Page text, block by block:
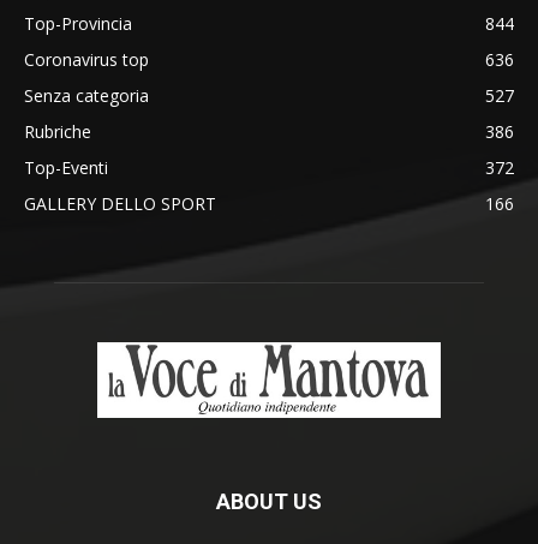
Top-Provincia
844
Coronavirus top
636
Senza categoria
527
Rubriche
386
Top-Eventi
372
GALLERY DELLO SPORT
166
ABOUT US